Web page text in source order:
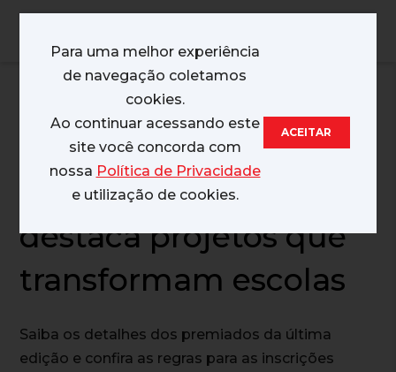
Prêmio Inovação
SINEPE/RS 2026
destaca projetos que
transformam escolas
Saiba os detalhes dos premiados da última
edição e confira as regras para as inscrições
Para uma melhor experiência
de navegação coletamos
cookies.
Ao continuar acessando este
site você concorda com
nossa Política de Privacidade
e utilização de cookies.
ACEITAR